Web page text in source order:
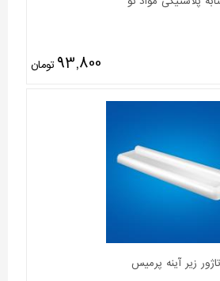
93,800 تومان
زیر آینه پرمیس